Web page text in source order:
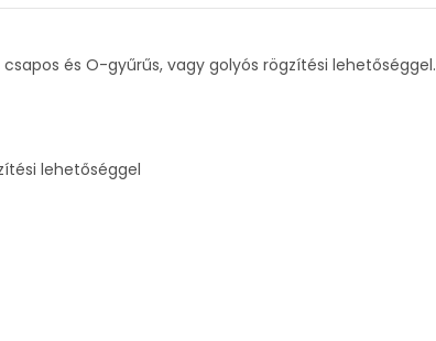
és O-gyűrűs, vagy golyós rögzítési lehetőséggel.
lehetőséggel